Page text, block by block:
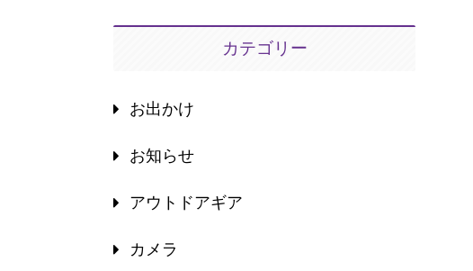
カテゴリー
お出かけ
お知らせ
アウトドアギア
カメラ